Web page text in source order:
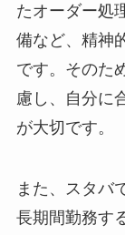
たオーダー処
備など、精神
です。そのた
慮し、自分に
が大切です。
また、スタバ
長期間勤務す